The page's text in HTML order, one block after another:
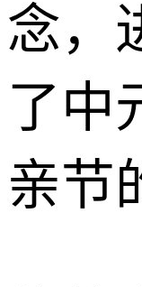
念，
了中
亲节